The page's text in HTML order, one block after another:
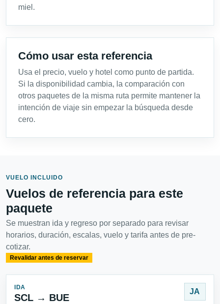
miel.
Cómo usar esta referencia
Usa el precio, vuelo y hotel como punto de partida.
Si la disponibilidad cambia, la comparación con
otros paquetes de la misma ruta permite mantener la
intención de viaje sin empezar la búsqueda desde
cero.
VUELO INCLUIDO
Vuelos de referencia para este
paquete
Se muestran ida y regreso por separado para revisar
horarios, duración, escalas, vuelo y tarifa antes de pre-
cotizar.
Revalidar antes de reservar
IDA
SCL → BUE
JA